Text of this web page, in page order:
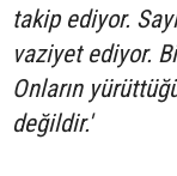
takip ediyor.
vaziyet ediyor.
Onların
değildir.'